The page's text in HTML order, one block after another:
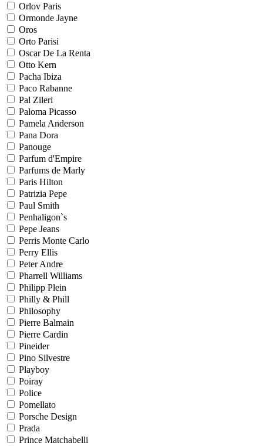
Orlov Paris
Ormonde Jayne
Oros
Orto Parisi
Oscar De La Renta
Otto Kern
Pacha Ibiza
Paco Rabanne
Pal Zileri
Paloma Picasso
Pamela Anderson
Pana Dora
Panouge
Parfum d'Empire
Parfums de Marly
Paris Hilton
Patrizia Pepe
Paul Smith
Penhaligon`s
Pepe Jeans
Perris Monte Carlo
Perry Ellis
Peter Andre
Pharrell Williams
Philipp Plein
Philly & Phill
Philosophy
Pierre Balmain
Pierre Cardin
Pineider
Pino Silvestre
Playboy
Poiray
Police
Pomellato
Porsche Design
Prada
Prince Matchabelli